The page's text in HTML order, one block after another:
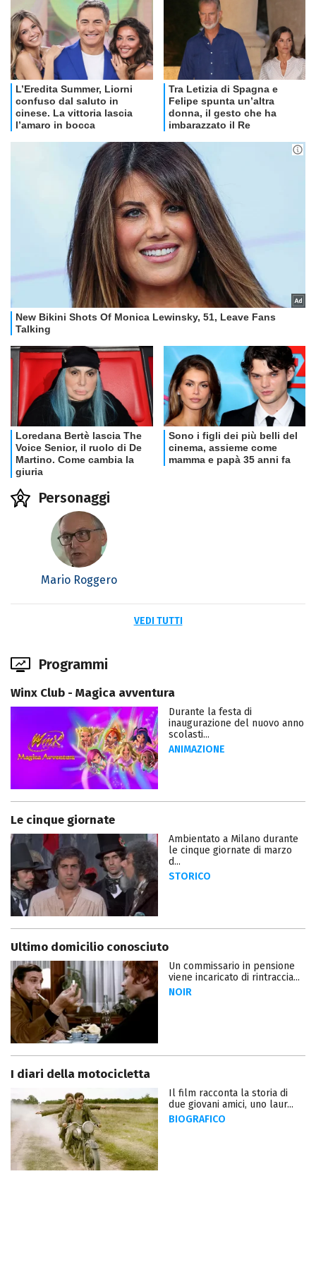
Personaggi
Mario Roggero
VEDI TUTTI
Programmi
Winx Club - Magica avventura
Durante la festa di
inaugurazione del nuovo anno
scolasti...
ANIMAZIONE
Le cinque giornate
Ambientato a Milano durante
le cinque giornate di marzo
d...
STORICO
Ultimo domicilio conosciuto
Un commissario in pensione
viene incaricato di rintraccia...
NOIR
I diari della motocicletta
Il film racconta la storia di
due giovani amici, uno laur...
BIOGRAFICO